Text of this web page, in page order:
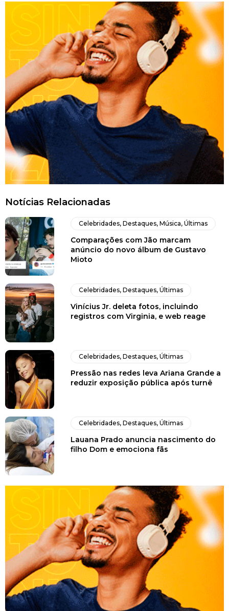
Notícias Relacionadas
Celebridades,Destaques,Música,Últimas
Comparações com Jão marcam
anúncio do novo álbum de Gustavo
Mioto
Celebridades,Destaques,Últimas
Vinícius Jr. deleta fotos, incluindo
registros com Virginia, e web reage
Celebridades,Destaques,Últimas
Pressão nas redes leva Ariana Grande a
reduzir exposição pública após turnê
Celebridades,Destaques,Últimas
Lauana Prado anuncia nascimento do
filho Dom e emociona fãs